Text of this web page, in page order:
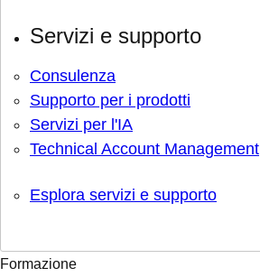
Servizi e supporto
Consulenza
Supporto per i prodotti
Servizi per l'IA
Technical Account Management
Esplora servizi e supporto
Formazione